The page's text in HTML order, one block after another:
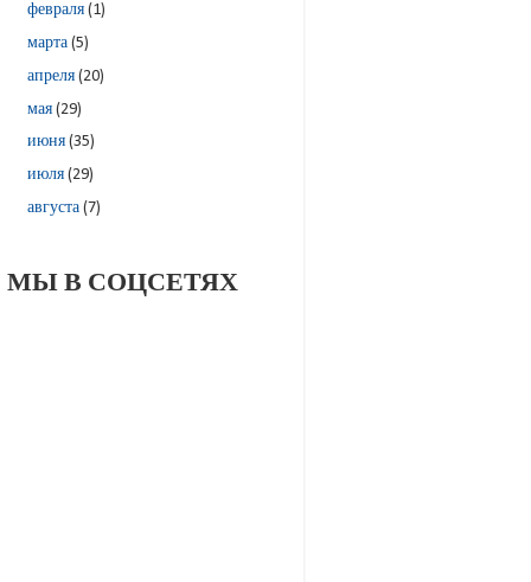
февраля(1)
марта(5)
апреля(20)
мая(29)
июня(35)
июля(29)
августа(7)
МЫ В СОЦСЕТЯХ